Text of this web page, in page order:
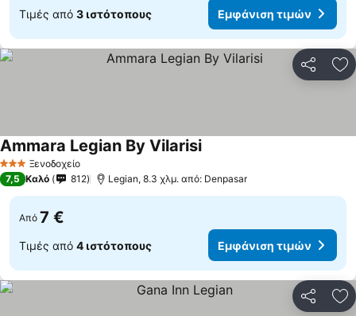
Τιμές από 3 ιστότοπους Εμφάνιση τιμών
3 ΑστέριαΞενοδοχείο
Ammara Legian By Vilarisi
7,5 Καλό 812 Legian, 8.3 χλμ. από: Denpasar
Από 7 €
Τιμές από 4 ιστότοπους Εμφάνιση τιμών